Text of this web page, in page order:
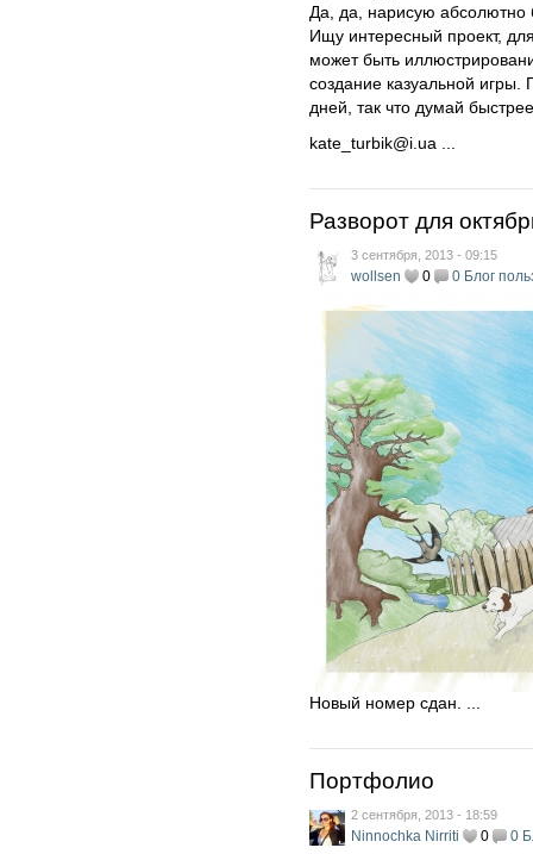
Да, да, нарисую абсолютно
Ищу интересный проект,
может быть
создание казуальной игры.
дней, так что думай
kate_turbik@i.ua ...
Разворот для
3 сентября, 2013 - 09:15
wollsen 0 0 Блог
Новый номер сдан. ...
Портфолио
2 сентября, 2013 - 18:59
Ninnochka Nirriti 0 0